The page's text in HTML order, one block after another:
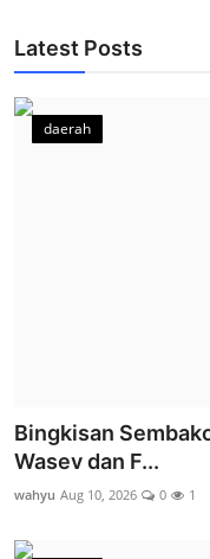
Latest Posts
daerah
Bingkisan
Wasev dan F...
wahyu Aug 10, 2026 0 1
12